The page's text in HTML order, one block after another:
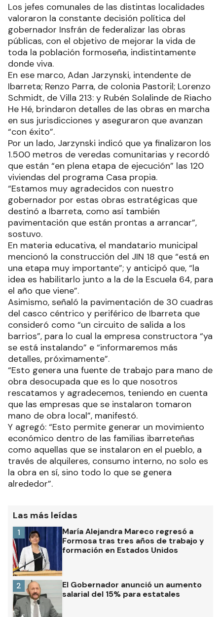
Los jefes comunales de las distintas localidades
valoraron la constante decisión política del
gobernador Insfrán de federalizar las obras
públicas, con el objetivo de mejorar la vida de
toda la población formoseña, indistintamente
donde viva.
En ese marco, Adan Jarzynski, intendente de
Ibarreta; Renzo Parra, de colonia Pastoril; Lorenzo
Schmidt, de Villa 213: y Rubén Solalinde de Riacho
He Hé, brindaron detalles de las obras en marcha
en sus jurisdicciones y aseguraron que avanzan
“con éxito”.
Por un lado, Jarzynski indicó que ya finalizaron los
1.500 metros de veredas comunitarias y recordó
que están “en plena etapa de ejecución” las 120
viviendas del programa Casa propia.
“Estamos muy agradecidos con nuestro
gobernador por estas obras estratégicas que
destinó a Ibarreta, como así también
pavimentación que están prontas a arrancar”,
sostuvo.
En materia educativa, el mandatario municipal
mencionó la construcción del JIN 18 que “está en
una etapa muy importante”; y anticipó que, “la
idea es habilitarlo junto a la de la Escuela 64, para
el año que viene”.
Asimismo, señaló la pavimentación de 30 cuadras
del casco céntrico y periférico de Ibarreta que
consideró como “un circuito de salida a los
barrios”, para lo cual la empresa constructora “ya
se está instalando” e “informaremos más
detalles, próximamente”.
“Esto genera una fuente de trabajo para mano de
obra desocupada que es lo que nosotros
rescatamos y agradecemos, teniendo en cuenta
que las empresas que se instalaron tomaron
mano de obra local”, manifestó.
Y agregó: “Esto permite generar un movimiento
económico dentro de las familias ibarreteñas
como aquellas que se instalaron en el pueblo, a
través de alquileres, consumo interno, no solo es
la obra en sí, sino todo lo que se genera
alrededor”.
Las más leídas
María Alejandra Mareco regresó a
Formosa tras tres años de trabajo y
formación en Estados Unidos
1
El Gobernador anunció un aumento
salarial del 15% para estatales
2